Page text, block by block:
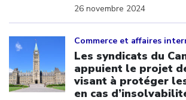
26 novembre 2024
Commerce et affaires
Les syndicats du
appuient le projet
visant à protéger
en cas